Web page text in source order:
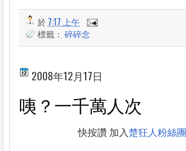
於7:17 上午
標籤： 碎碎念
2008年12月17日
咦？一千萬人次
快按讚 加入楚狂人粉絲團